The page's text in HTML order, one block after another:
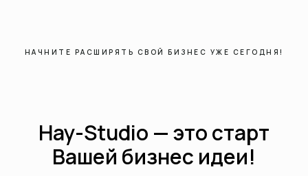
НАЧНИТЕ РАСШИРЯТЬ СВОЙ БИЗНЕС УЖЕ СЕГОДНЯ!
Hay-Studio — это старт
Вашей бизнес идеи!
События 2022—2023 гг. наглядно показали, что зависимость от
иностранных технологий работает как мощный сдерживающий фактор
роста российской экономики. Фактически это ресурсная зависимость:
если «перекрыть кран», то многие предприятия и даже целые сегменты
экономической системы буквально останавливаются.